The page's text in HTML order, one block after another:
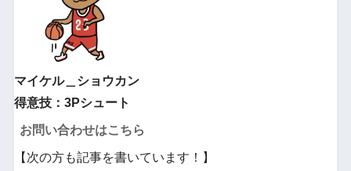
マイケル＿ショウカン
得意技：3Pシュート
お問い合わせはこちら
【次の方も記事を書いています！】